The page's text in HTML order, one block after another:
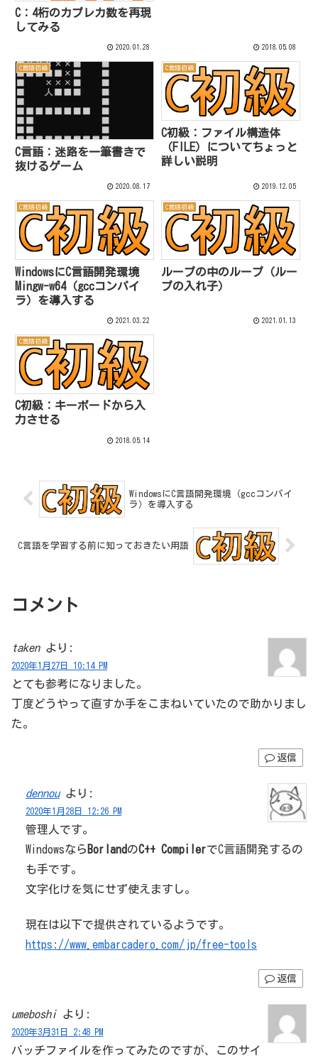
C：4桁のカプレカ数を再現
してみる
2020.01.28 2018.05.08
C言語初級
C言語：迷路を一筆書きで
抜けるゲーム
2020.08.17
C言語初級
C初級：ファイル構造体
（FILE）についてちょっと
詳しい説明
2019.12.05
C言語初級
WindowsにC言語開発環境
Mingw-w64（gccコンパイ
ラ）を導入する
2021.03.22
C言語初級
ループの中のループ（ルー
プの入れ子）
2021.01.13
C言語初級
C初級：キーボードから入
力させる
2018.05.14
WindowsにC言語開発環境（gccコンパイ
ラ）を導入する
C言語を学習する前に知っておきたい用語
コメント
taken より:
2020年1月27日 10:14 PM
とても参考になりました。
丁度どうやって直すか手をこまねいていたので助かりまし
た。
返信
dennou より:
2020年1月28日 12:26 PM
管理人です。
Windowsなら BorlandのC++ CompilerでC言語開発するの
も手です。
文字化けを気にせず使えますし。
現在は以下で提供されているようです。
https://www.embarcadero.com/jp/free-tools
返信
umeboshi より:
2020年3月31日 2:48 PM
バッチファイルを作ってみたのですが、このサイ